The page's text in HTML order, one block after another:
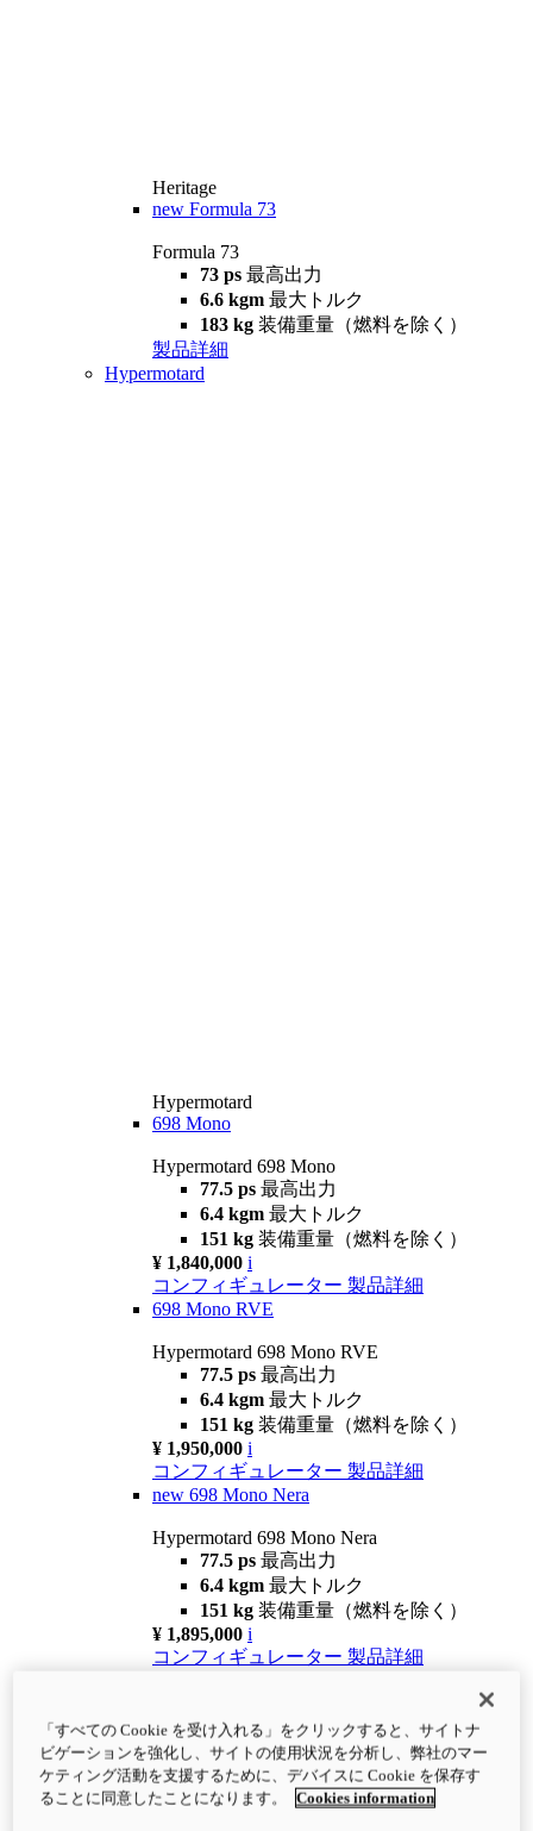
Heritage
new Formula 73
Formula 73
73 ps 最高出力
6.6 kgm 最大トルク
183 kg 装備重量（燃料を除く）
製品詳細
Hypermotard
Hypermotard
698 Mono
Hypermotard 698 Mono
77.5 ps 最高出力
6.4 kgm 最大トルク
151 kg 装備重量（燃料を除く）
¥ 1,840,000 i
コンフィギュレーター 製品詳細
698 Mono RVE
Hypermotard 698 Mono RVE
77.5 ps 最高出力
6.4 kgm 最大トルク
151 kg 装備重量（燃料を除く）
¥ 1,950,000 i
コンフィギュレーター 製品詳細
new 698 Mono Nera
Hypermotard 698 Mono Nera
77.5 ps 最高出力
6.4 kgm 最大トルク
151 kg 装備重量（燃料を除く）
¥ 1,895,000 i
コンフィギュレーター 製品詳細
Hypermotard V2
120.4 hp最高出力
9.6 kgm最大トルク
180 kg装備重量（燃料を除く）
「すべての Cookie を受け入れる」をクリックすると、サイトナ
ビゲーションを強化し、サイトの使用状況を分析し、弊社のマー
ケティング活動を支援するために、デバイスに Cookie を保存す
ることに同意したことになります。
Cookies information